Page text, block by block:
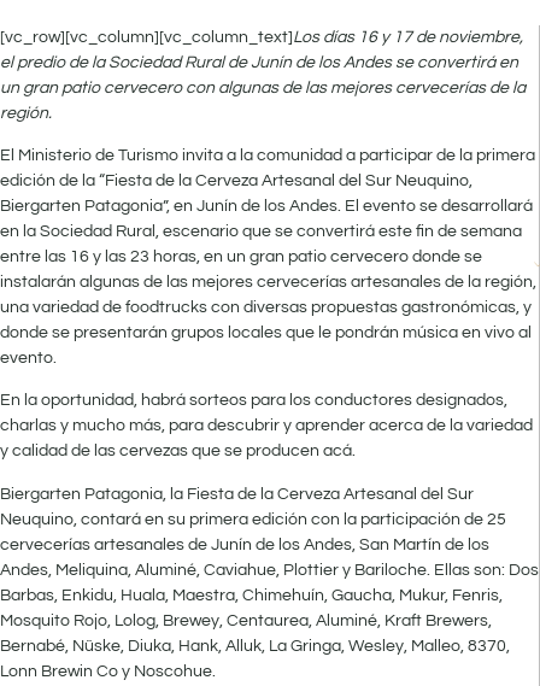
[vc_row][vc_column][vc_column_text]Los días 16 y 17 de noviembre,
el predio de la Sociedad Rural de Junín de los Andes se convertirá en
un gran patio cervecero con algunas de las mejores cervecerías de la
región.
El Ministerio de Turismo invita a la comunidad a participar de la primera
edición de la “Fiesta de la Cerveza Artesanal del Sur Neuquino,
Biergarten Patagonia”, en Junín de los Andes. El evento se desarrollará
en la Sociedad Rural, escenario que se convertirá este fin de semana
entre las 16 y las 23 horas, en un gran patio cervecero donde se
instalarán algunas de las mejores cervecerías artesanales de la región,
una variedad de foodtrucks con diversas propuestas gastronómicas, y
donde se presentarán grupos locales que le pondrán música en vivo al
evento.
En la oportunidad, habrá sorteos para los conductores designados,
charlas y mucho más, para descubrir y aprender acerca de la variedad
y calidad de las cervezas que se producen acá.
Biergarten Patagonia, la Fiesta de la Cerveza Artesanal del Sur
Neuquino, contará en su primera edición con la participación de 25
cervecerías artesanales de Junín de los Andes, San Martín de los
Andes, Meliquina, Aluminé, Caviahue, Plottier y Bariloche. Ellas son: Dos
Barbas, Enkidu, Huala, Maestra, Chimehuín, Gaucha, Mukur, Fenris,
Mosquito Rojo, Lolog, Brewey, Centaurea, Aluminé, Kraft Brewers,
Bernabé, Nüske, Diuka, Hank, Alluk, La Gringa, Wesley, Malleo, 8370,
Lonn Brewin Co y Noscohue.